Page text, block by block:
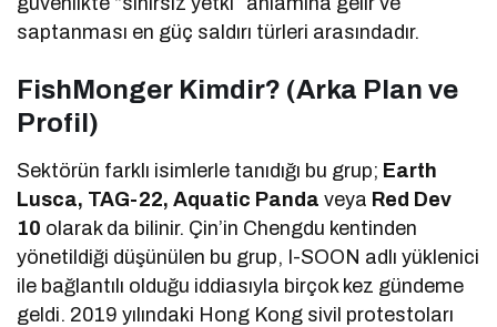
saptanması en güç saldırı türleri arasındadır.
FishMonger Kimdir? (Arka Plan ve
Profil)
Sektörün farklı isimlerle tanıdığı bu grup; Earth
Lusca, TAG-22, Aquatic Panda veya Red Dev
10 olarak da bilinir. Çin’in Chengdu kentinden
yönetildiği düşünülen bu grup, I-SOON adlı yüklenici
ile bağlantılı olduğu iddiasıyla birçok kez gündeme
geldi. 2019 yılındaki Hong Kong sivil protestoları